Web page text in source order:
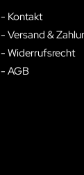
- Kontakt
- Versand &
- Widerrufsrecht
- AGB